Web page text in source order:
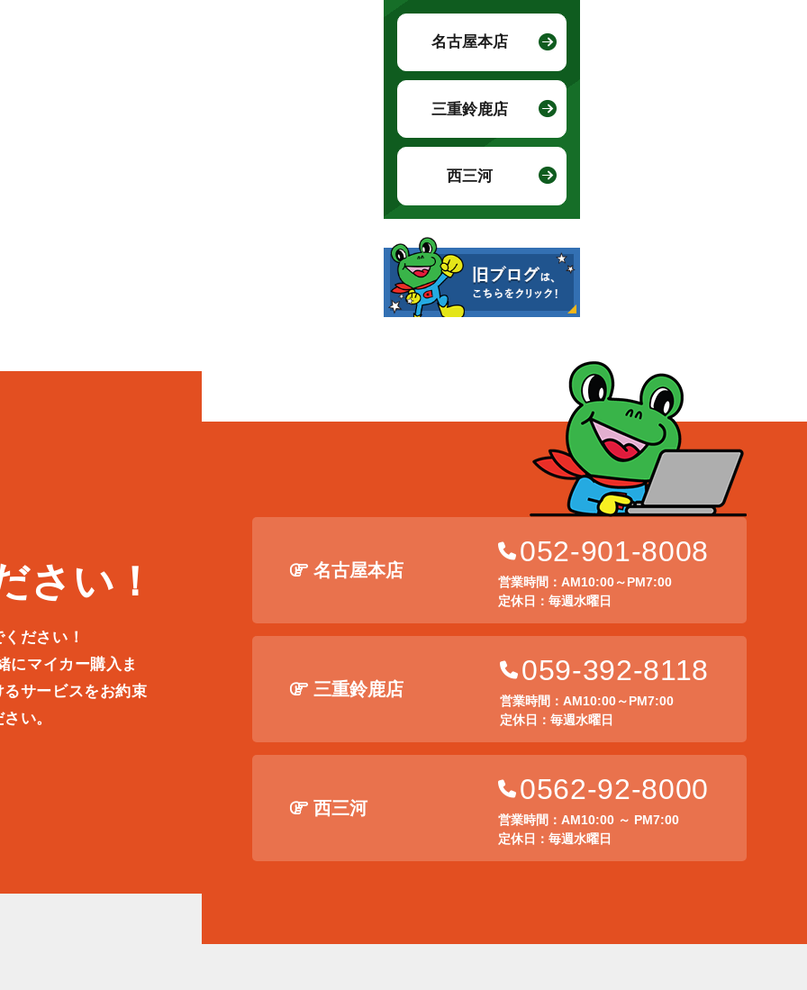
名古屋本店
三重鈴鹿店
西三河
さい！
ださい！
にマイカー購入ま
サービスをお約束
い。
名古屋本店
052-901-8008
営業時間：AM10:00～PM7:00
定休日：毎週水曜日
三重鈴鹿店
059-392-8118
営業時間：AM10:00～PM7:00
定休日：毎週水曜日
西三河
0562-92-8000
営業時間：AM10:00 ～ PM7:00
定休日：毎週水曜日